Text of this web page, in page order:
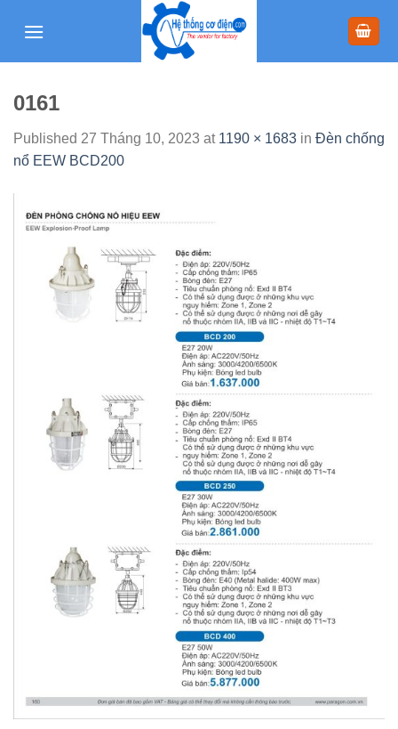
0161
Published 27 Tháng 10, 2023 at 1190 × 1683 in Đèn chống
nổ EEW BCD200